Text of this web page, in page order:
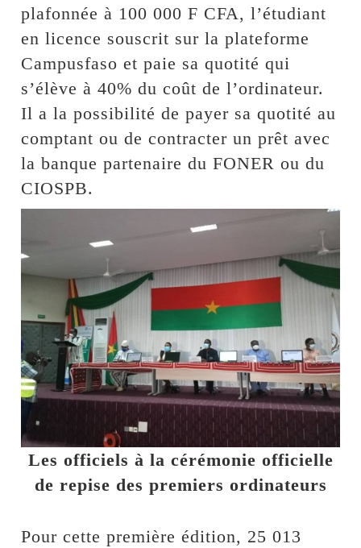
plafonnée à 100 000 F CFA, l’étudiant
en licence souscrit sur la plateforme
Campusfaso et paie sa quotité qui
s’élève à 40% du coût de l’ordinateur.
Il a la possibilité de payer sa quotité au
comptant ou de contracter un prêt avec
la banque partenaire du FONER ou du
CIOSPB.
Les officiels à la cérémonie officielle
de repise des premiers ordinateurs
Pour cette première édition, 25 013